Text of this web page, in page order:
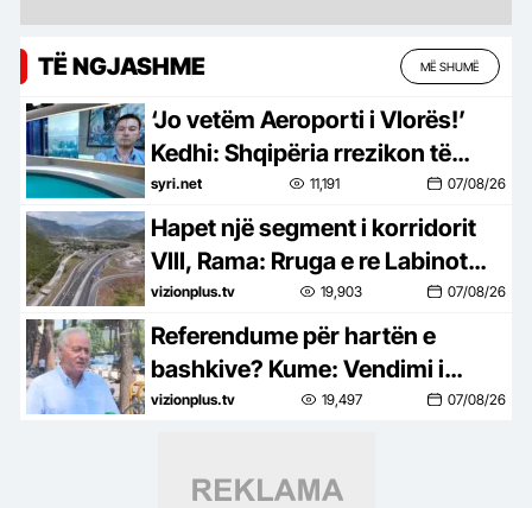
TË NGJASHME MË SHUMË
‘Jo vetëm Aeroporti i Vlorës!’
Kedhi: Shqipëria rrezikon të
shkojë në arbitrazh dhe për
Portin e Durrësit
syri.net 11,191 07/08/26
Hapet një segment i korridorit
VIII, Rama: Rruga e re Labinot
Fushë-Mirakë do lehtësojë
qarkullimin
vizionplus.tv 19,903 07/08/26
Referendume për hartën e
bashkive? Kume: Vendimi i
Kolegjit Zgjedhur nuk e lejon
vizionplus.tv 19,497 07/08/26